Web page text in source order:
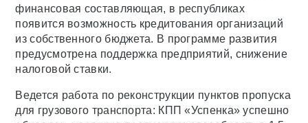
финансовая составляющая, в республиках
появится возможность кредитования организаций
из собственного бюджета. В программе развития
предусмотрена поддержка предприятий, снижение
налоговой ставки.
Ведется работа по реконструкции пунктов пропуска
для грузового транспорта: КПП «Успенка» успешно